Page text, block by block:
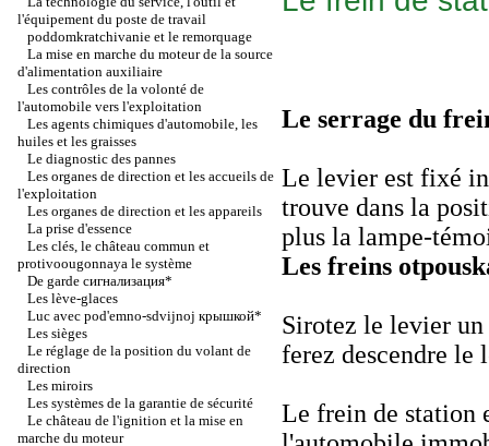
l'équipement du poste de travail
poddomkratchivanie et le remorquage
La mise en marche du moteur de la source
d'alimentation auxiliaire
Les contrôles de la volonté de
l'automobile vers l'exploitation
Les agents chimiques d'automobile, les
huiles et les graisses
Le diagnostic des pannes
Les organes de direction et les accueils de
l'exploitation
Les organes de direction et les appareils
La prise d'essence
Les clés, le château commun et
protivoougonnaya le système
De garde сигнализация*
Les lève-glaces
Luc avec pod'emno-sdvijnoj крышкой*
Les sièges
Le réglage de la position du volant de
direction
Les miroirs
Les systèmes de la garantie de sécurité
Le château de l'ignition et la mise en
marche du moteur
Le serrage du
Le levier est fixé
trouve dans la
plus la lampe-
Les freins
Sirotez le levier un
ferez descendre le
Le frein de station